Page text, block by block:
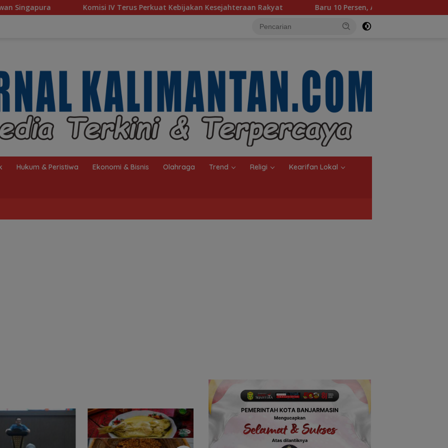
IV Terus Perkuat Kebijakan Kesejahteraan Rakyat Baru 10 Persen, Aktivasi IKD Banjarmasin Didorong Tuntas
Hukum & Peristiwa Ekonomi & Bisnis Olahraga Trend Religi Kearifan Lokal